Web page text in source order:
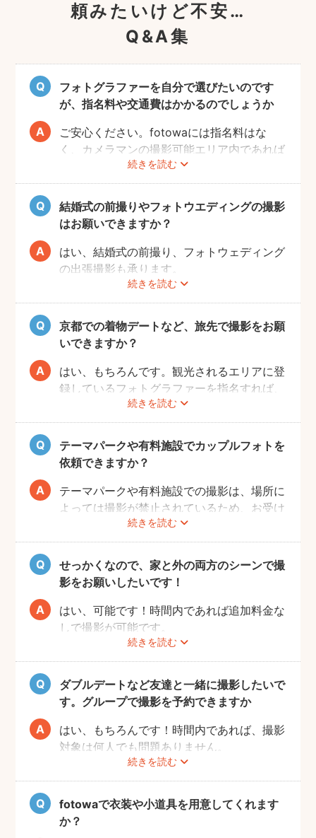
頼みたいけど不安…
Q&A集
フォトグラファーを自分で選びたいのです
が、指名料や交通費はかかるのでしょうか
続きを読む
ご安心ください。fotowaには指名料はな
く、カメラマンの撮影可能エリア内であれば
交通費も一切かかりません。
自己PRやポートフォリオから、お好きなプ
ロのフォトグラファーをじっくりと選べるの
で、お二人とも安心して撮影することができ
ます。
結婚式の前撮りやフォトウエディングの撮影
はお願いできますか？
続きを読む
はい、結婚式の前撮り、フォトウェディング
の出張撮影も承ります。
fotowaでは衣装レンタル・着付け・ヘアメ
イクなどのオプションをご用意しておりませ
んので、お客様自身でご用意くださいませ。
京都での着物デートなど、旅先で撮影をお願
いできますか？
続きを読む
はい、もちろんです。観光されるエリアに登
録しているフォトグラファーを指名すれば、
旅行先でも撮影できます。
お好きな時間帯に撮影もできるので、是非と
も思い出に残るデートプランにしてください
ね！
テーマパークや有料施設でカップルフォトを
依頼できますか？
続きを読む
テーマパークや有料施設での撮影は、場所に
よっては撮影が禁止されているため、お受け
できない場合がございます。
予約前にお客様ご自身で、施設へのご確認を
お願いいたします。
また、有料施設の場合、フォトグラファーの
入場費などはお客様のご負担となりますので
ご了承ください。
せっかくなので、家と外の両方のシーンで撮
影をお願いしたいです！
続きを読む
はい、可能です！時間内であれば追加料金な
しで撮影が可能です。
撮影をスムーズに進行させるために、事前に
その旨をフォトグラファーにお伝えいただけ
ると幸いです。
ダブルデートなど友達と一緒に撮影したいで
す。グループで撮影を予約できますか
続きを読む
はい、もちろんです！時間内であれば、撮影
対象は何人でも問題ありません。
追加料金も一切なしで、ご友人と一緒に撮影
をお楽しみいただけます。
fotowaで衣装や小道具を用意してくれます
か？